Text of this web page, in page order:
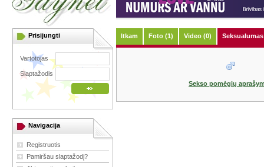
Prisijungti
Vartotojas
Slaptažodis
Navigacija
Registruotis
Pamiršau slaptažodį?
ltkam Foto (1) Video (0)
Sekso pomėgių